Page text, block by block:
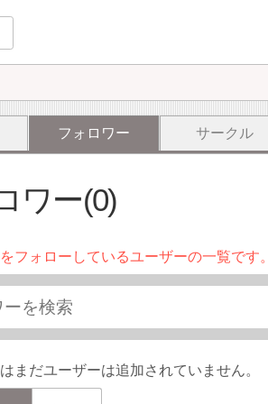
フォロワー サークル
ワー(0)
フォローしているユーザーの一覧です。
まだユーザーは追加されていません。